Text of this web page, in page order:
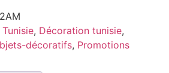
, Décoration tunisie,
décoratifs, Promotions